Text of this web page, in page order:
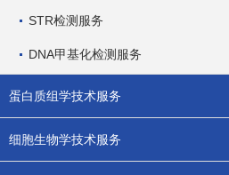
STR检测服务
DNA甲基化检测服务
蛋白质组学技术服务
细胞生物学技术服务